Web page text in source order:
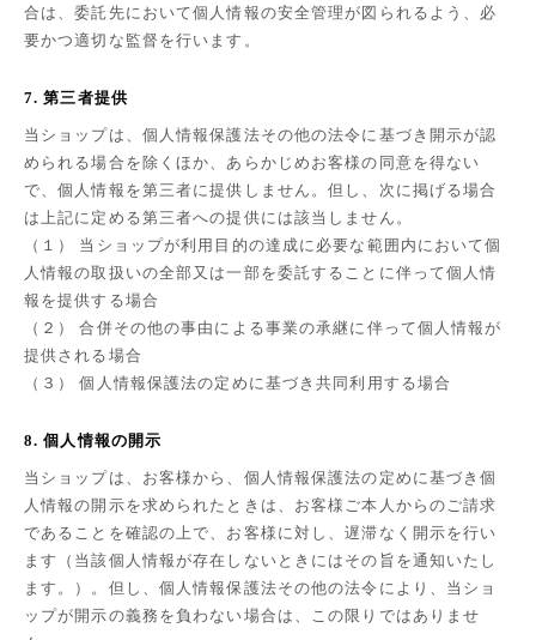
合は、委託先において個人情報の安全管理が図られるよう、必
要かつ適切な監督を行います。
7. 第三者提供
当ショップは、個人情報保護法その他の法令に基づき開示が認
められる場合を除くほか、あらかじめお客様の同意を得ない
で、個人情報を第三者に提供しません。但し、次に掲げる場合
は上記に定める第三者への提供には該当しません。
（１） 当ショップが利用目的の達成に必要な範囲内において個
人情報の取扱いの全部又は一部を委託することに伴って個人情
報を提供する場合
（２） 合併その他の事由による事業の承継に伴って個人情報が
提供される場合
（３） 個人情報保護法の定めに基づき共同利用する場合
8. 個人情報の開示
当ショップは、お客様から、個人情報保護法の定めに基づき個
人情報の開示を求められたときは、お客様ご本人からのご請求
であることを確認の上で、お客様に対し、遅滞なく開示を行い
ます（当該個人情報が存在しないときにはその旨を通知いたし
ます。）。但し、個人情報保護法その他の法令により、当ショ
ップが開示の義務を負わない場合は、この限りではありませ